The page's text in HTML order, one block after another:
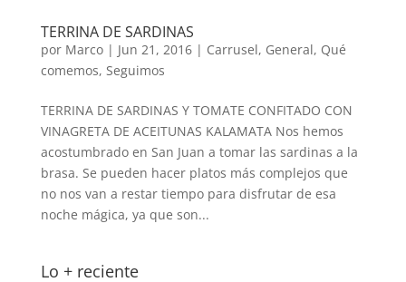
TERRINA DE SARDINAS
por Marco| Jun 21, 2016| Carrusel, General, Qué
comemos, Seguimos
TERRINA DE SARDINAS Y TOMATE CONFITADO CON
VINAGRETA DE ACEITUNAS KALAMATA Nos hemos
acostumbrado en San Juan a tomar las sardinas a la
brasa. Se pueden hacer platos más complejos que
no nos van a restar tiempo para disfrutar de esa
noche mágica, ya que son...
Lo + reciente